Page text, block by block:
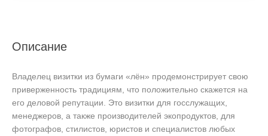
Описание
Владелец визитки из бумаги «лён» продемонстрирует свою
приверженность традициям, что положительно скажется на
его деловой репутации. Это визитки для госслужащих,
менеджеров, а также производителей экопродуктов, для
фотографов, стилистов, юристов и специалистов любых